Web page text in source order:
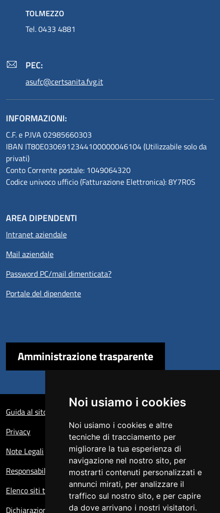
Noi usiamo i cookies
Noi usiamo i cookies e altre
tecniche di tracciamento per
migliorare la tua esperienza di
navigazione nel nostro sito, per
mostrarti contenuti personalizzati e
annunci mirati, per analizzare il
traffico sul nostro sito, e per capire
da dove arrivano i nostri visitatori.
TOLMEZZO
Tel. 0433 4881
PEC:
asufc@certsanita.fvg.it
INFORMAZIONI:
C.F. e P.IVA 02985660303
IBAN IT80E0306912344100000046104 (Utilizzabile solo da
privati)
Conto Corrente postale: 1049064320
Codice univoco ufficio (Fatturazione Elettronica): 8Y7R0S
AREA DIPENDENTI
Intranet aziendale
Mail aziendale
Password PC/mail dimenticata?
Portale del dipendente
Amministrazione trasparente
Guida al sito
Privacy
Note Legali
Responsabile del sito
Elenco siti tematici
Dichiarazione di accessibilità